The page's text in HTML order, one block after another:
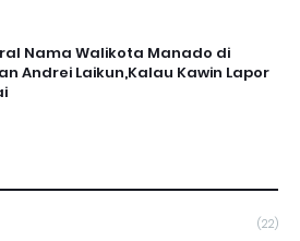
Nama Walikota Manado di
Andrei Laikun,Kalau Kawin Lapor
(22)